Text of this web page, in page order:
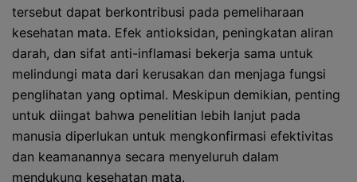
tersebut dapat berkontribusi pada pemeliharaan
kesehatan mata. Efek antioksidan, peningkatan aliran
darah, dan sifat anti-inflamasi bekerja sama untuk
melindungi mata dari kerusakan dan menjaga fungsi
penglihatan yang optimal. Meskipun demikian, penting
untuk diingat bahwa penelitian lebih lanjut pada
manusia diperlukan untuk mengkonfirmasi efektivitas
dan keamanannya secara menyeluruh dalam
mendukung kesehatan mata.